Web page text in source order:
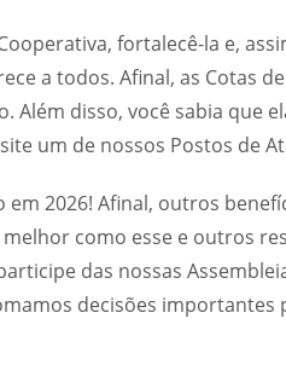
fortalecê-la e,
a todos. Afinal, as Cotas
disso, você sabia que
um de nossos Postos de
2026! Afinal, outros
como esse e outros
das nossas
decisões importantes